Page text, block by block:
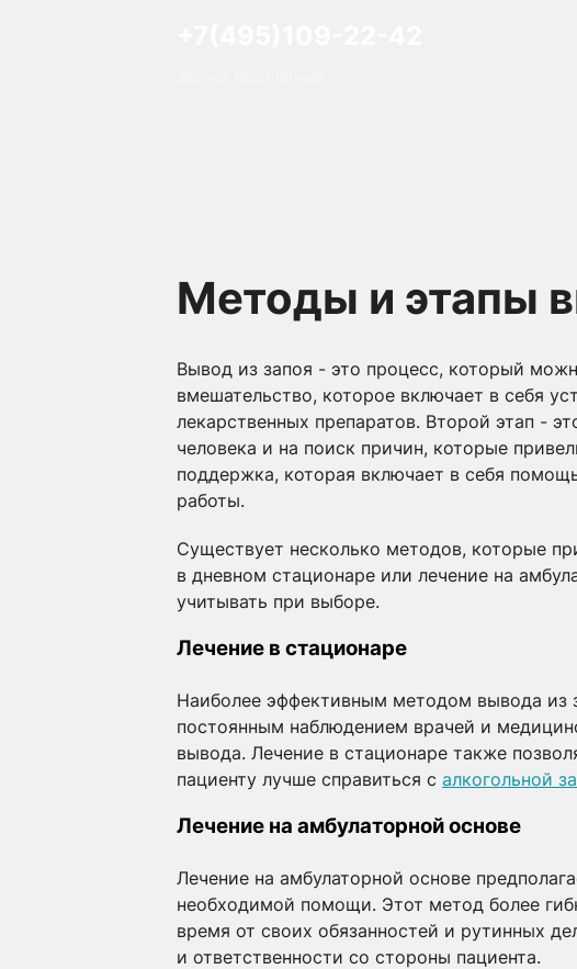
Методы и этапы
Вывод из запоя - это процесс, который
вмешательство, которое включает в себя
лекарственных препаратов. Второй этап -
человека и на поиск причин, которые
поддержка, которая включает в себя
работы.
Существует несколько методов, которые
в дневном стационаре или лечение на
учитывать при выборе.
Лечение в стационаре
Наиболее эффективным методом вывода из
постоянным наблюдением врачей и
вывода. Лечение в стационаре также
пациенту лучше справиться с алкогольной
Лечение на амбулаторной основе
Лечение на амбулаторной основе
необходимой помощи. Этот метод более
время от своих обязанностей и рутинных
и ответственности со стороны пациента.